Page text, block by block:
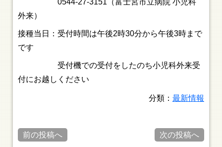
0544-27-3151（富士宮市立病院 小児科
外来）
接種当日：受付時間は午後2時30分から午後3時まで
です
受付機での受付をしたのち小児科外来受
付にお越しください
分類： 最新情報
前の投稿へ 次の投稿へ